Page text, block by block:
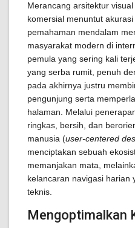
Merancang arsitektur
komersial menuntut
pemahaman mendalam
masyarakat modern di
pemula yang sering kali
yang serba rumit, penuh
pada akhirnya justru
pengunjung serta
halaman. Melalui
ringkas, bersih, dan
manusia (user-centered
menciptakan sebuah
memanjakan mata,
kelancaran navigasi harian
teknis.
Mengoptimalkan